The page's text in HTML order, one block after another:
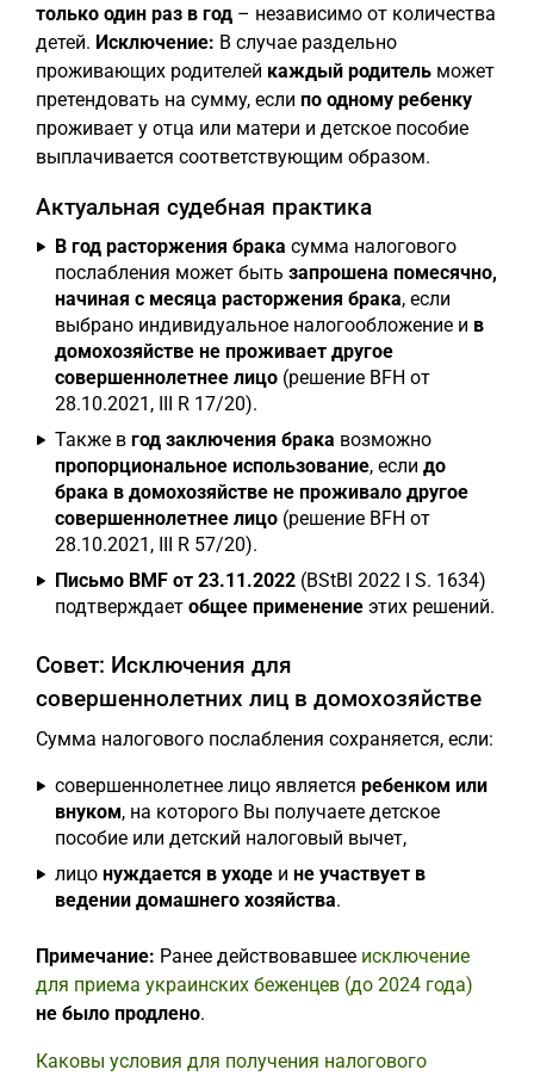
только один раз в год – независимо от количества
детей. Исключение: В случае раздельно
проживающих родителей каждый родитель может
претендовать на сумму, если по одному ребенку
проживает у отца или матери и детское пособие
выплачивается соответствующим образом.
Актуальная судебная практика
В год расторжения брака сумма налогового
послабления может быть запрошена помесячно,
начиная с месяца расторжения брака, если
выбрано индивидуальное налогообложение и в
домохозяйстве не проживает другое
совершеннолетнее лицо (решение BFH от
28.10.2021, III R 17/20).
Также в год заключения брака возможно
пропорциональное использование, если до
брака в домохозяйстве не проживало другое
совершеннолетнее лицо (решение BFH от
28.10.2021, III R 57/20).
Письмо BMF от 23.11.2022 (BStBl 2022 I S. 1634)
подтверждает общее применение этих решений.
Совет: Исключения для
совершеннолетних лиц в домохозяйстве
Сумма налогового послабления сохраняется, если:
совершеннолетнее лицо является ребенком или
внуком, на которого Вы получаете детское
пособие или детский налоговый вычет,
лицо нуждается в уходе и не участвует в
ведении домашнего хозяйства.
Примечание: Ранее действовавшее исключение
для приема украинских беженцев (до 2024 года)
не было продлено.
Каковы условия для получения налогового